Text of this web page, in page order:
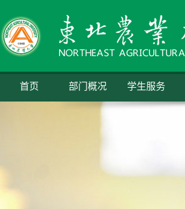
首页 部门概况 学生服务